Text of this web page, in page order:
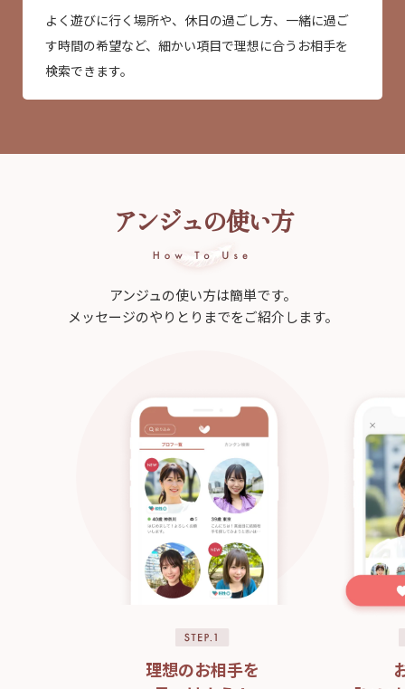
よく遊びに行く場所や、休日の過ごし方、一緒に過ご
す時間の希望など、細かい項目で理想に合うお相手を
検索できます。
アンジュの使い方
アンジュの使い方は簡単です。
メッセージのやりとりまでをご紹介します。
理想のお相手を